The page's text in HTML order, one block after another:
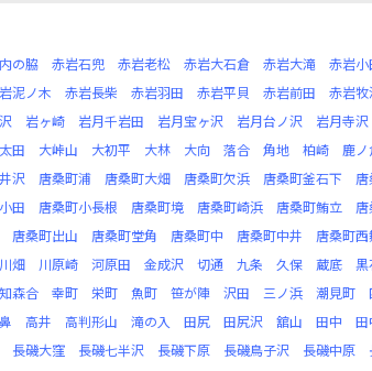
内の脇 赤岩石兜 赤岩老松 赤岩大石倉 赤岩大滝 赤岩小
泥ノ木 赤岩長柴 赤岩羽田 赤岩平貝 赤岩前田 赤岩牧
岩ヶ崎 岩月千岩田 岩月宝ヶ沢 岩月台ノ沢 岩月寺沢
太田 大峠山 大初平 大林 大向 落合 角地 柏崎 鹿
沢 唐桑町浦 唐桑町大畑 唐桑町欠浜 唐桑町釜石下
田 唐桑町小長根 唐桑町境 唐桑町崎浜 唐桑町鮪立
唐桑町出山 唐桑町堂角 唐桑町中 唐桑町中井 唐桑町西
川畑 川原崎 河原田 金成沢 切通 九条 久保 蔵底 黒
森合 幸町 栄町 魚町 笹が陣 沢田 三ノ浜 潮見町
高井 高判形山 滝の入 田尻 田尻沢 舘山 田中 田
長磯大窪 長磯七半沢 長磯下原 長磯鳥子沢 長磯中原